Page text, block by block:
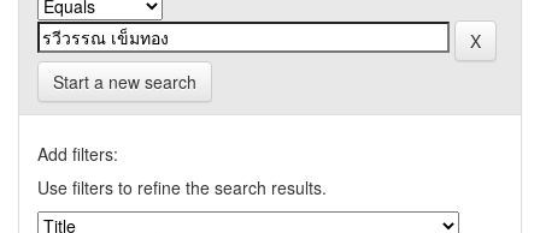
Start a new search
Add filters:
Use filters to refine the search results.